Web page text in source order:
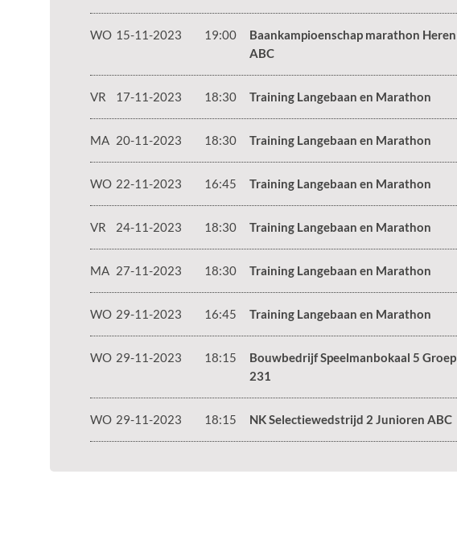
WO 15-11-2023 19:00
Baankampioenschap marathon Heren
ABC
VR 17-11-2023 18:30 Training Langebaan en Marathon
MA 20-11-2023 18:30 Training Langebaan en Marathon
WO 22-11-2023 16:45 Training Langebaan en Marathon
VR 24-11-2023 18:30 Training Langebaan en Marathon
MA 27-11-2023 18:30 Training Langebaan en Marathon
WO 29-11-2023 16:45 Training Langebaan en Marathon
WO 29-11-2023 18:15
Bouwbedrijf Speelmanbokaal 5 Groep
231
WO 29-11-2023 18:15 NK Selectiewedstrijd 2 Junioren ABC